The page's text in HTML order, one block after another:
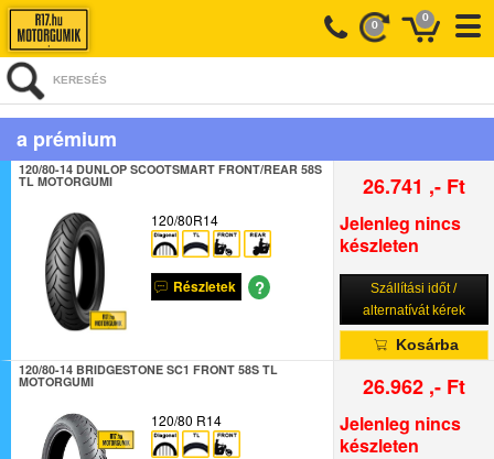
0
0
KERESÉS
a prémium
120/80-14 DUNLOP SCOOTSMART FRONT/REAR 58S
TL MOTORGUMI
120/80R14
Részletek ?
26.741 ,- Ft
Jelenleg nincs
készleten
Szállítási időt /
alternatívát kérek
Kosárba
120/80-14 BRIDGESTONE SC1 FRONT 58S TL
MOTORGUMI
120/80 R14
26.962 ,- Ft
Jelenleg nincs
készleten